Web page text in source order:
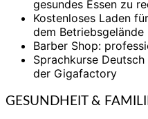
gesundes Essen zu
Kostenloses Laden
dem Betriebsgelände
Barber Shop:
Sprachkurse
der Gigafactory
GESUNDHEIT &